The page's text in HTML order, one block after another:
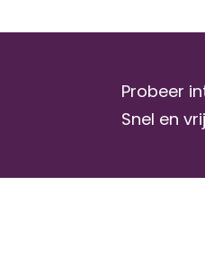
Probeer
Snel en